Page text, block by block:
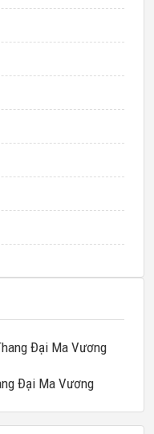
Đại Ma Vương
Đại Ma Vương